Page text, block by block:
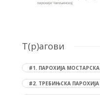
T(р)агови
#1. ПАРОХИЈА МОСТАРСКА
#2. ТРЕБИЊСКА ПАРОХИЈА